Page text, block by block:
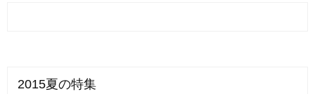
2015夏の特集